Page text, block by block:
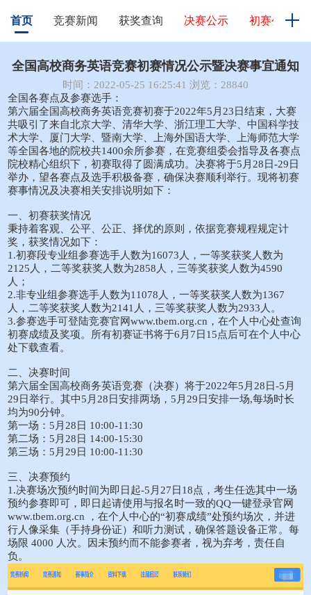
首页 竞赛新闻 获奖查询 决赛公示 初赛公示
全国高校商务英语竞赛初赛情况公示暨决赛事宜通知
时间：2022-05-25 16:25:41 浏览：28840
全国各赛点及参赛选手：
第六届全国高校商务英语竞赛初赛于2022年5月23日结束，大赛
共吸引了来自北京大学、清华大学、浙江理工大学、中国科学技
术大学、厦门大学、暨南大学、上海外国语大学、上海师范大学
等全国各地的院校共1400余所参赛，在竞赛组委会指导及各赛点
院校精心组织下，初赛取得了圆满成功。决赛将于5月28日-29日
举办，望各赛点及选手积极备赛，确保决赛顺利举行。现将初赛
赛事情况及决赛相关安排说明如下：
一、初赛获奖情况
秉持着客观、公平、公正、择优的原则，依据竞赛规程规定计
奖，获奖情况如下：
1.初赛段专业组参赛选手人数为16073人，一等奖获奖人数为
2125人，二等奖获奖人数为2858人，三等奖获奖人数为4590
人；
2.非专业组参赛选手人数为11078人，一等奖获奖人数为1367
人，二等奖获奖人数为2141人，三等奖获奖人数为2933人。
3.参赛选手可登陆竞赛官网www.tbem.org.cn，在个人中心处查询
初赛成绩及奖项。所有初赛证书将于6月7日15点后可在个人中心
处下载查看。
二、决赛时间
第六届全国高校商务英语竞赛（决赛）将于2022年5月28日-5月
29日举行。其中5月28日安排两场，5月29日安排一场,每场时长
均为90分钟。
第一场：5月28日 10:00-11:30
第二场：5月28日 14:00-15:30
第三场：5月29日 10:00-11:30
三、决赛预约
1.决赛场次预约时间为即日起-5月27日18点，考生任选其中一场
预约参赛即可，即日起请使用与报名时一致的QQ一键登录官网
www.tbem.org.cn ，在个人中心的“初赛成绩”处预约场次，并进
行人像采集（手持身份证）和听力测试，确保答题设备正常。每
场限 4000 人次。因未预约而不能参赛者，视为弃考，责任自
负。